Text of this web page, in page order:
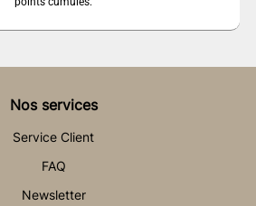
Nos services
Service Client
FAQ
Newsletter